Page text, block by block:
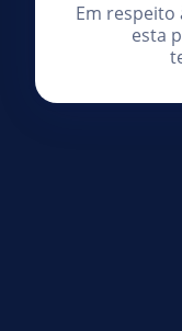
Em respeito
esta